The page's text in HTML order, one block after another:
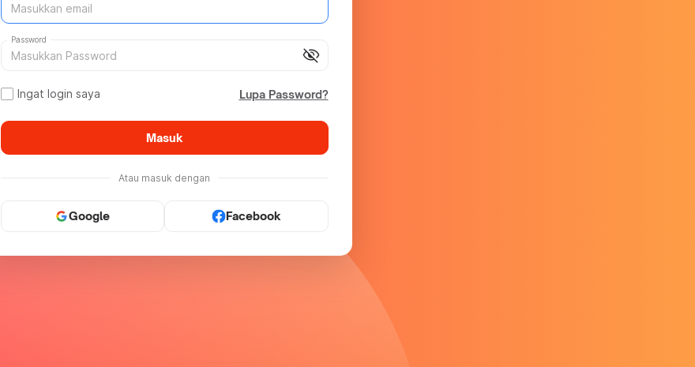
visibility_off
Password
Ingat login saya Lupa Password?
Masuk
Atau masuk dengan
Google Facebook